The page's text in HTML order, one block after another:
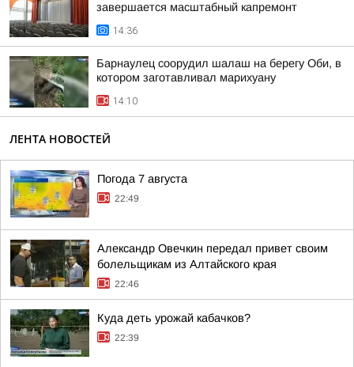
завершается масштабный капремонт
14:36
Барнаулец соорудил шалаш на берегу Оби, в
котором заготавливал марихуану
14:10
ЛЕНТА НОВОСТЕЙ
Погода 7 августа
22:49
Александр Овечкин передал привет своим
болельщикам из Алтайского края
22:46
Куда деть урожай кабачков?
22:39